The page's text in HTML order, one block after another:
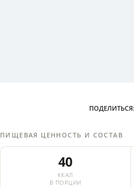
ПОДЕЛИТЬСЯ:
ПИЩЕВАЯ ЦЕННОСТЬ И СОСТАВ
40
ККАЛ
В ПОРЦИИ